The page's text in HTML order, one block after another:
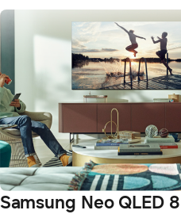
Samsung Neo QLED